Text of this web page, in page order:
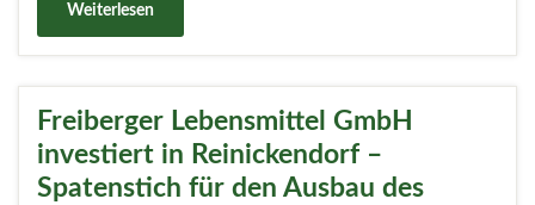
Weiterlesen
Freiberger Lebensmittel GmbH
investiert in Reinickendorf –
Spatenstich für den Ausbau des